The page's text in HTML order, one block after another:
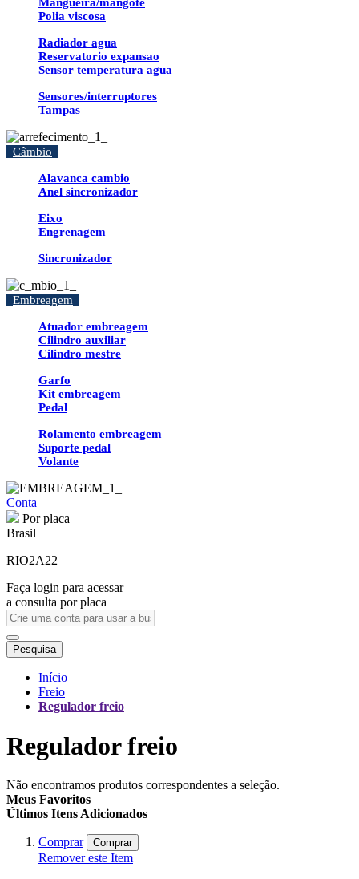
Mangueira/mangote
Polia viscosa
Radiador agua
Reservatorio expansao
Sensor temperatura agua
Sensores/interruptores
Tampas
Câmbio
Alavanca cambio
Anel sincronizador
Eixo
Engrenagem
Sincronizador
Embreagem
Atuador embreagem
Cilindro auxiliar
Cilindro mestre
Garfo
Kit embreagem
Pedal
Rolamento embreagem
Suporte pedal
Volante
Conta
Por placa
Brasil
RIO2A22
Faça login para acessar
a consulta por placa
Pesquisa
Início
Freio
Regulador freio
Regulador freio
Não encontramos produtos correspondentes a seleção.
Meus Favoritos
Últimos Itens Adicionados
Comprar Comprar
Remover este Item